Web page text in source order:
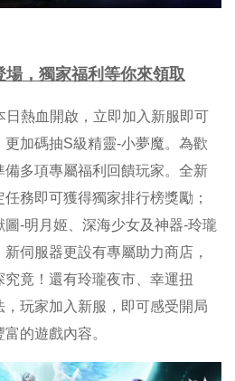
，獨家福利等你來領取
日熱血開啟，立即加入新服即可
加碼抽S級精靈-小夢魔。為歡
備多項專屬福利回饋玩家。全新
務即可獲得獨家排行榜獎勵；
-明月姬、深海少女及神器-玲瓏
伺服器更設有專屬助力商店，
竟！還有玲瓏夜市、幸運扭
玩家加入新服，即可感受開局
的遊戲內容。